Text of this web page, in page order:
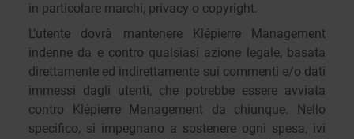
in particolare marchi, privacy o copyright.
L’utente dovrà mantenere Klépierre Management
indenne da e contro qualsiasi azione legale, basata
direttamente ed indirettamente sui commenti e/o dati
immessi dagli utenti, che potrebbe essere avviata
contro Klépierre Management da chiunque. Nello
specifico, si impegnano a sostenere ogni spesa, ivi